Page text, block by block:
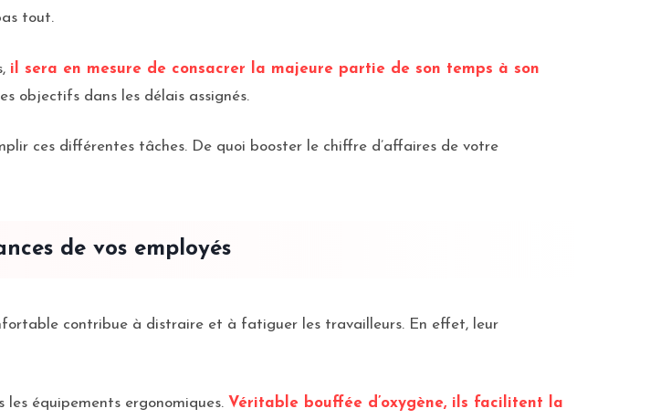
tout.
il sera en mesure de consacrer la majeure partie de son temps à son
objectifs dans les délais assignés.
ces différentes tâches. De quoi booster le chiffre d’affaires de votre
de vos employés
contribue à distraire et à fatiguer les travailleurs. En effet, leur
les équipements ergonomiques. Véritable bouffée d’oxygène, ils facilitent la